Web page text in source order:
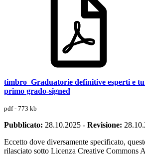
timbro_Graduatorie definitive esperti e
primo grado-signed
pdf - 773 kb
Pubblicato: 28.10.2025 - Revisione:
Eccetto dove diversamente specificato,
rilasciato sotto Licenza Creative Commons